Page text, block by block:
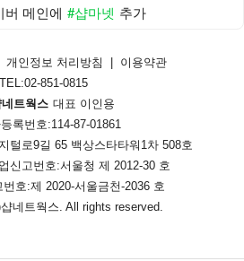
버 메인에 #샵마넷 추가
개인정보 처리방침
이용약관
TEL:02-851-0815
트웍스 대표 이인용
록번호:114-87-01861
털로9길 65 백상스타타워1차 508호
신고번호:서울청 제 2012-30 호
번호:제 2020-서울금천-2036 호
네트웍스. All rights reserved.